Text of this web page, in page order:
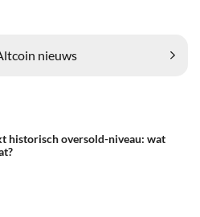
nieuws
historisch oversold-niveau: wat